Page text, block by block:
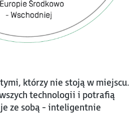
którzy nie stoją w miejscu.
technologii i potrafią
ze sobą - inteligentnie